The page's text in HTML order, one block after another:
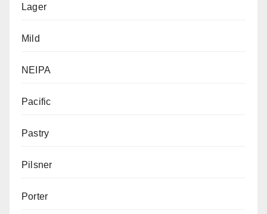
Lager
Mild
NEIPA
Pacific
Pastry
Pilsner
Porter